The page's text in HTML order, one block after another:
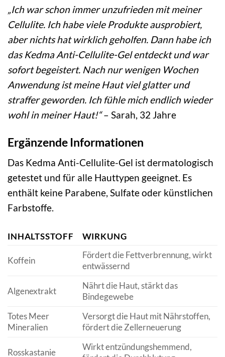
„Ich war schon immer unzufrieden mit meiner
Cellulite. Ich habe viele Produkte ausprobiert,
aber nichts hat wirklich geholfen. Dann habe ich
das Kedma Anti-Cellulite-Gel entdeckt und war
sofort begeistert. Nach nur wenigen Wochen
Anwendung ist meine Haut viel glatter und
straffer geworden. Ich fühle mich endlich wieder
wohl in meiner Haut!“– Sarah, 32 Jahre
Ergänzende Informationen
Das Kedma Anti-Cellulite-Gel ist dermatologisch
getestet und für alle Hauttypen geeignet. Es
enthält keine Parabene, Sulfate oder künstlichen
Farbstoffe.
INHALTSSTOFF WIRKUNG
Koffein
Fördert die Fettverbrennung, wirkt
entwässernd
Algenextrakt
Nährt die Haut, stärkt das
Bindegewebe
Totes Meer
Mineralien
Versorgt die Haut mit Nährstoffen,
fördert die Zellerneuerung
Rosskastanie
Wirkt entzündungshemmend,